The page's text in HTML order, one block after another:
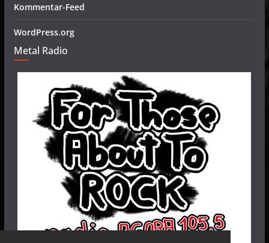
Kommentar-Feed
WordPress.org
Metal Radio